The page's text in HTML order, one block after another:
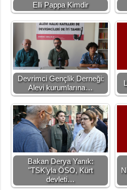
Elli Pappa Kimdir
Devrimci Gençlik Derneği:
Alevi kurumlarına…
Bakan Derya Yanık:
"TSK’yla ÖSO, Kürt
devleti…